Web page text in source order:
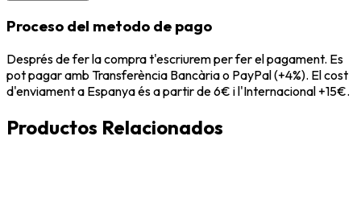
Proceso del metodo de pago
Després de fer la compra t'escriurem per fer el pagament. Es
pot pagar amb Transferència Bancària o PayPal (+4%). El cost
d'enviament a Espanya és a partir de 6€ i l'Internacional +15€.
Productos Relacionados